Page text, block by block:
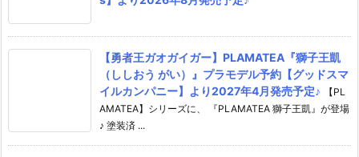
【勇者王ガオガイガー】PLAMATEA『獅子王凱
（ししおう がい）』プラモデル予約【グッドスマ
イルカンパニー】より2027年4月発売予定♪
【PL
AMATEA】シリーズに、 『PLAMATEA 獅子王凱』が登場
♪ 塗装済 ...